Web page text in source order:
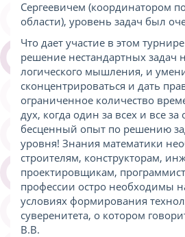
Сергеевичем (координатором
области), уровень задач был
Что дает участие в этом
решение нестандартных задач
логического мышления, и
сконцентрироваться и дать
ограниченное количество
дух, когда один за всех и все
бесценный опыт по решению
уровня! Знания математики
строителям, конструкторам,
проектировщикам,
профессии остро необходимы
условиях формирования
суверенитета, о котором
В.В.